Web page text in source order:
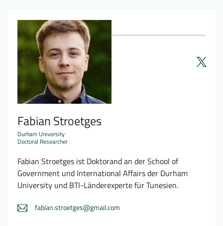
Kontakt
EN
Fabian Stroetges
Durham University
Doctoral Researcher
Fabian Stroetges ist Doktorand an der School of
Government und International Affairs der Durham
University und BTI-Länderexperte für Tunesien.
fabian.stroetges@gmail.com